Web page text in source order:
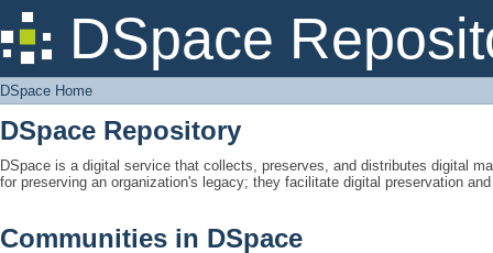
DSpace
DSpace Home
DSpace Home
DSpace Repository
DSpace is a digital service that collects, preserves, and distributes digital
for preserving an organization's legacy; they facilitate digital preservation
Communities in DSpace